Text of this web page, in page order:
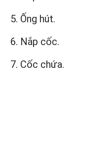
Ống hút.
Nắp cốc.
Cốc chứa.